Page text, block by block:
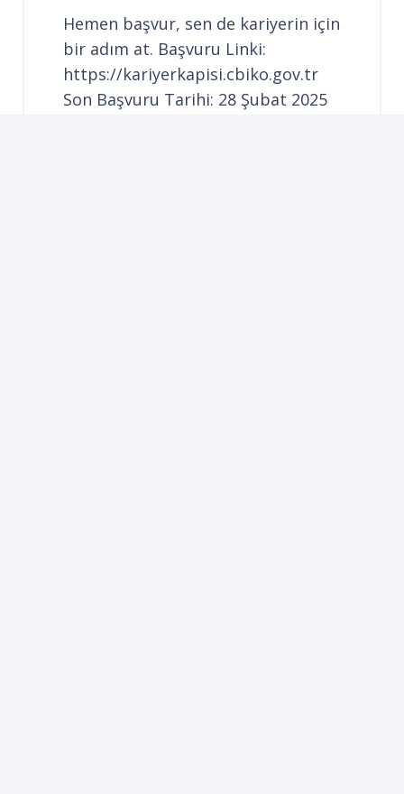
Hemen başvur, sen de kariyerin için
bir adım at. Başvuru Linki:
https://kariyerkapisi.cbiko.gov.tr
Son Başvuru Tarihi: 28 Şubat 2025